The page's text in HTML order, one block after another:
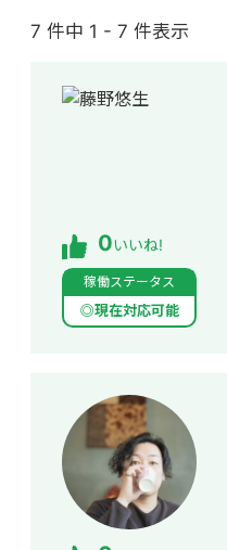
7 件中 1 - 7 件表示
0いいね!
稼働ステータス
◎現在対応可能